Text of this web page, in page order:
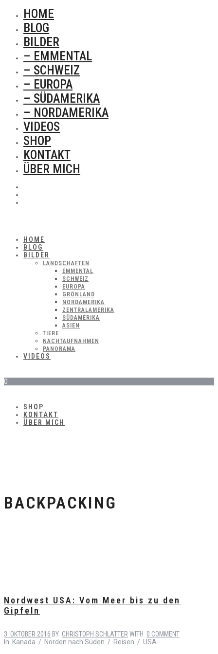
HOME
BLOG
BILDER
– EMMENTAL
– SCHWEIZ
– EUROPA
– SÜDAMERIKA
– NORDAMERIKA
VIDEOS
SHOP
KONTAKT
ÜBER MICH
HOME
BLOG
BILDER
LANDSCHAFTEN
EMMENTAL
SCHWEIZ
EUROPA
GRÖNLAND
NORDAMERIKA
ZENTRALAMERIKA
SÜDAMERIKA
ASIEN
TIERE
NACHTAUFNAHMEN
PANORAMA
VIDEOS
0
SHOP
KONTAKT
ÜBER MICH
BACKPACKING
Nordwest USA: Vom Meer bis zu den
Gipfeln
3. OKTOBER 2016 BY CHRISTOPH SCHLATTER WITH 0 COMMENT
In Kanada / Norden nach Süden / Reisen / USA